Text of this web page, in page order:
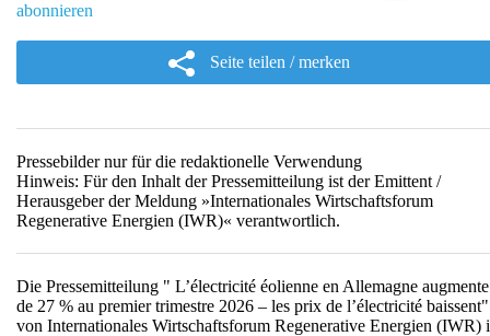
abonnieren
Seite teilen / merken
Pressebilder nur für die redaktionelle Verwendung
Hinweis: Für den Inhalt der Pressemitteilung ist der Emittent /
Herausgeber der Meldung »Internationales Wirtschaftsforum
Regenerative Energien (IWR)« verantwortlich.
Die Pressemitteilung " L’électricité éolienne en Allemagne augmente
de 27 % au premier trimestre 2026 – les prix de l’électricité baissent"
von Internationales Wirtschaftsforum Regenerative Energien (IWR)